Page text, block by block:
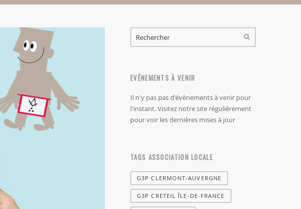
FORMULAIRE DE RECHERCHE
EVÉNEMENTS À VENIR
Il n'y pas pas d'évènements à venir pour
l'instant. Visitez notre site régulièrement
pour voir les dernières mises à jour
TAGS ASSOCIATION LOCALE
G3P CLERMONT-AUVERGNE
G3P CRETEIL ÎLE-DE-FRANCE